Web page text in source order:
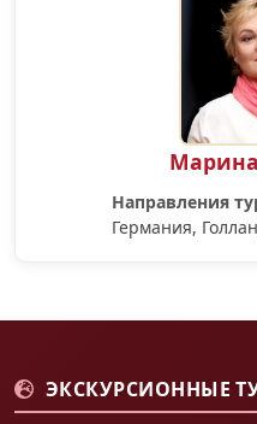
Направления
Германия,
ЭКСКУРСИОННЫЕ